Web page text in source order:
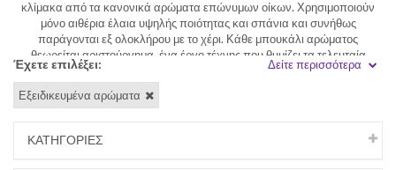
κλίμακα από τα κανονικά αρώματα επώνυμων οίκων. Χρησιμοποιούν
μόνο αιθέρια έλαια υψηλής ποιότητας και σπάνια και συνήθως
παράγονται εξ ολοκλήρου με το χέρι. Κάθε μπουκάλι αρώματος
θεωρείται αριστούργημα, ένα έργο τέχνης που θυμίζει τα τελευταία
χρόνια της δόξας του αρώματος όταν τα αρώματα σχεδιάστηκαν μόνο για
να φορούνται από ευγενείς και βασιλικές οικογένειες.
καταστήματα αρωμάτων και ομορφιάς. Τώρα, χάρη στο διαδίκτυο, έχετε
Δείτε περισσότερα
Έχετε επιλέξει:
Εξειδικευμένα αρώματα
ΚΑΤΗΓΟΡΙΕΣ